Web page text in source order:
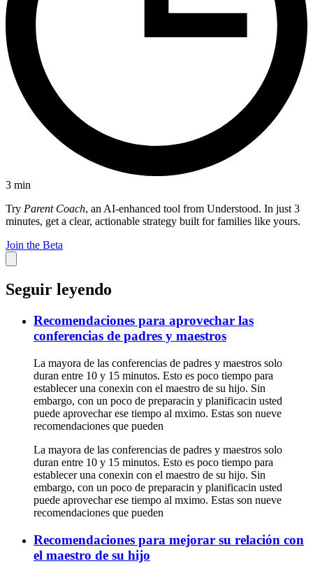
3 min
Try Parent Coach, an AI-enhanced tool from Understood. In just 3
minutes, get a clear, actionable strategy built for families like yours.
Join the Beta
Seguir leyendo
Recomendaciones para aprovechar las
conferencias de padres y maestros
La mayora de las conferencias de padres y maestros solo
duran entre 10 y 15 minutos. Esto es poco tiempo para
establecer una conexin con el maestro de su hijo. Sin
embargo, con un poco de preparacin y planificacin usted
puede aprovechar ese tiempo al mximo. Estas son nueve
recomendaciones que pueden
La mayora de las conferencias de padres y maestros solo
duran entre 10 y 15 minutos. Esto es poco tiempo para
establecer una conexin con el maestro de su hijo. Sin
embargo, con un poco de preparacin y planificacin usted
puede aprovechar ese tiempo al mximo. Estas son nueve
recomendaciones que pueden
Recomendaciones para mejorar su relación con
el maestro de su hijo